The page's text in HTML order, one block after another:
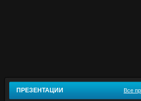
ПРЕЗЕНТАЦИИ Все